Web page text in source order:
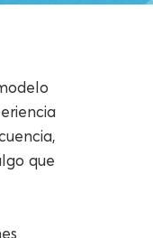
que